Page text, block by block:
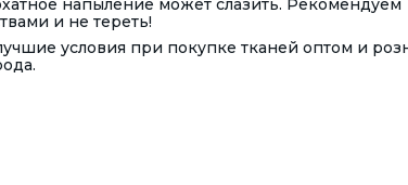
напыление может слазить. Рекомендуем
и не тереть!
условия при покупке тканей оптом и